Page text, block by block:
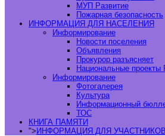
МУП Развитие
Пожарная безопасность
ИНФОРМАЦИЯ ДЛЯ НАСЕЛЕНИЯ
Информирование
Новости поселения
Объявления
Прокурор разъясняет
Национальные проекты
Информирование
Фотогалерея
Культура
Информационный
ТОС
КНИГА ПАМЯТИ
">ИНФОРМАЦИЯ ДЛЯ